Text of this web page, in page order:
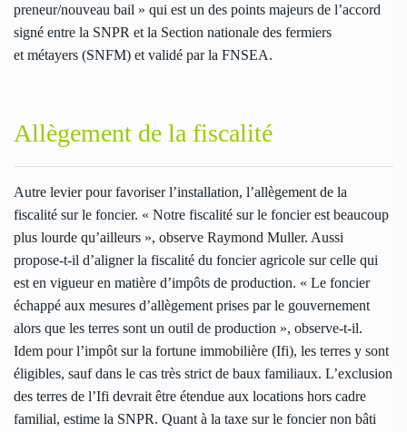
preneur/nouveau bail » qui est un des points majeurs de l’accord
signé entre la SNPR et la Section nationale des fermiers
et métayers (SNFM) et validé par la FNSEA.
Allègement de la fiscalité
Autre levier pour favoriser l’installation, l’allègement de la
fiscalité sur le foncier. « Notre fiscalité sur le foncier est beaucoup
plus lourde qu’ailleurs », observe Raymond Muller. Aussi
propose-t-il d’aligner la fiscalité du foncier agricole sur celle qui
est en vigueur en matière d’impôts de production. « Le foncier
échappé aux mesures d’allègement prises par le gouvernement
alors que les terres sont un outil de production », observe-t-il.
Idem pour l’impôt sur la fortune immobilière (Ifi), les terres y sont
éligibles, sauf dans le cas très strict de baux familiaux. L’exclusion
des terres de l’Ifi devrait être étendue aux locations hors cadre
familial, estime la SNPR. Quant à la taxe sur le foncier non bâti